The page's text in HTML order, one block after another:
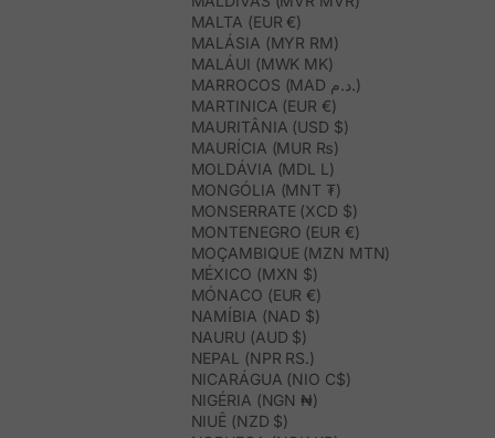
MALTA (EUR €)
MALÁSIA (MYR RM)
MALÁUI (MWK MK)
MARROCOS (MAD د.م.)
MARTINICA (EUR €)
MAURITÂNIA (USD $)
MAURÍCIA (MUR ₨)
MOLDÁVIA (MDL L)
MONGÓLIA (MNT ₮)
MONSERRATE (XCD $)
MONTENEGRO (EUR €)
MOÇAMBIQUE (MZN MTN)
MÉXICO (MXN $)
MÓNACO (EUR €)
NAMÍBIA (NAD $)
NAURU (AUD $)
NEPAL (NPR RS.)
NICARÁGUA (NIO C$)
NIGÉRIA (NGN ₦)
NIUÊ (NZD $)